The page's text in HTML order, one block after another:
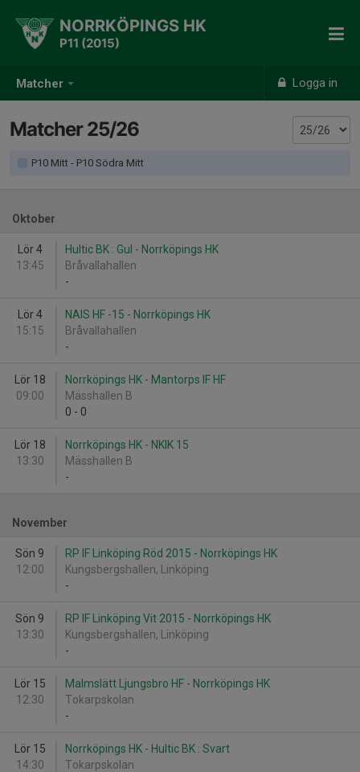
Matcher Logga in
NORRKÖPINGS HK
P11 (2015)
Matcher 25/26
P10 Mitt - P10 Södra Mitt
Oktober
Lör 4
13:45
Hultic BK : Gul - Norrköpings HK
Bråvallahallen
-
Lör 4
15:15
NAIS HF -15 - Norrköpings HK
Bråvallahallen
-
Lör 18
09:00
Norrköpings HK - Mantorps IF HF
Mässhallen B
0 - 0
Lör 18
13:30
Norrköpings HK - NKIK 15
Mässhallen B
-
November
Sön 9
12:00
RP IF Linköping Röd 2015 - Norrköpings HK
Kungsbergshallen, Linköping
-
Sön 9
13:30
RP IF Linköping Vit 2015 - Norrköpings HK
Kungsbergshallen, Linköping
-
Lör 15
12:30
Malmslätt Ljungsbro HF - Norrköpings HK
Tokarpskolan
-
Lör 15
14:30
Norrköpings HK - Hultic BK : Svart
Tokarpskolan